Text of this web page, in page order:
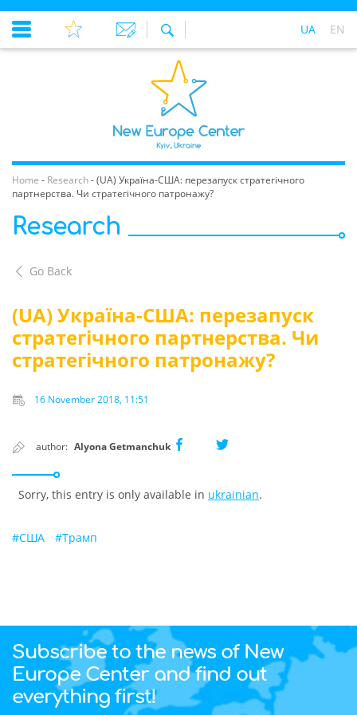
UA EN
Home - Research-(UA) Україна-США: перезапуск стратегічного
партнерства. Чи стратегічного патронажу?
Research
Go Back
(UA) Україна-США: перезапуск
стратегічного партнерства. Чи
стратегічного патронажу?
16 November 2018, 11:51
author: Alyona Getmanchuk
Sorry, this entry is only available in ukrainian.
#США #Трамп
Subscribe to the news of New
Europe Center and find out
everything first!